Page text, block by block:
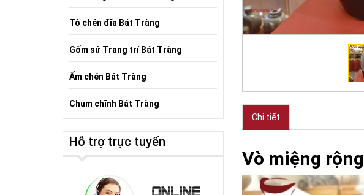
Chi tiết
Vò miệng rộng
Tô chén đĩa Bát Tràng
Gốm sứ Trang trí Bát Tràng
Ấm chén Bát Tràng
Chum chĩnh Bát Tràng
Hỗ trợ trực tuyến